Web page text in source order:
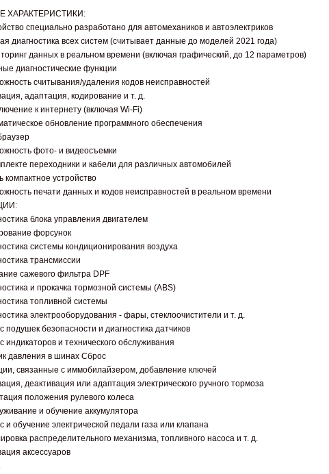
ХАРАКТЕРИСТИКИ:
специально разработано для автомехаников и автоэлектриков
диагностика всех систем (считывает данные до моделей 2021 года)
данных в реальном времени (включая графический, до 12 параметров)
диагностические функции
считывания/удаления кодов неисправностей
адаптация, кодирование и т. д.
к интернету (включая Wi-Fi)
обновление программного обеспечения
фото- и видеосъемки
переходники и кабели для различных автомобилей
компактное устройство
печати данных и кодов неисправностей в реальном времени
блока управления двигателем
форсунок
системы кондиционирования воздуха
трансмиссии
сажевого фильтра DPF
и прокачка тормозной системы (ABS)
топливной системы
электрооборудования - фары, стеклоочистители и т. д.
подушек безопасности и диагностика датчиков
индикаторов и технического обслуживания
давления в шинах Сброс
связанные с иммобилайзером, добавление ключей
деактивация или адаптация электрического ручного тормоза
положения рулевого колеса
и обучение аккумулятора
и обучение электрической педали газа или клапана
распределительного механизма, топливного насоса и т. д.
аксессуаров